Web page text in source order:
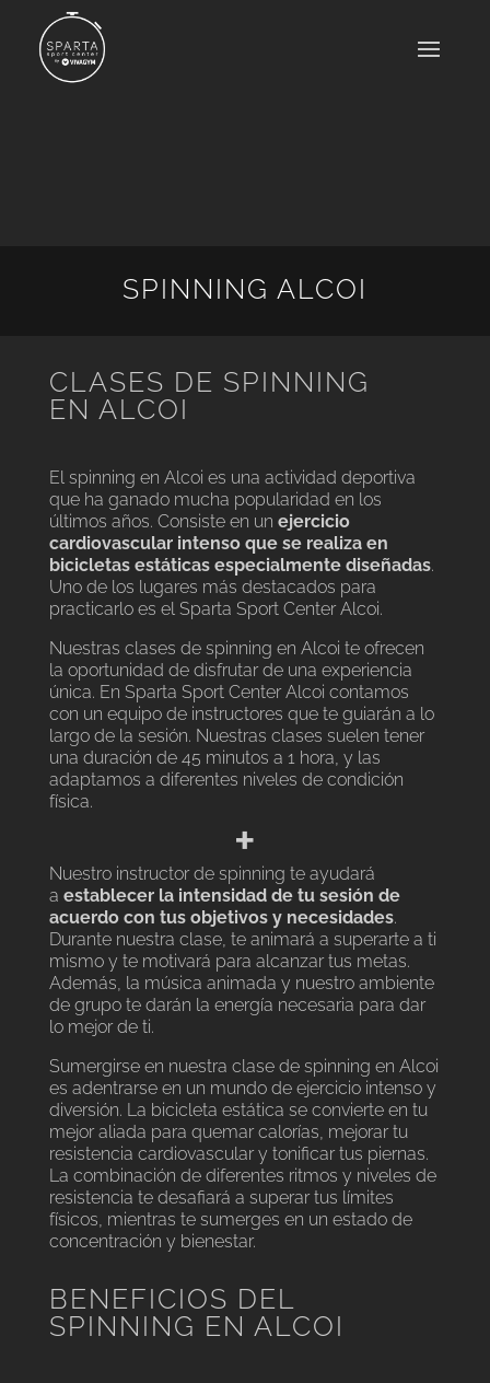
SPINNING ALCOI
CLASES DE SPINNING
EN ALCOI
El spinning en Alcoi es una actividad deportiva
que ha ganado mucha popularidad en los
últimos años. Consiste en un ejercicio
cardiovascular intenso que se realiza en
bicicletas estáticas especialmente diseñadas.
Uno de los lugares más destacados para
practicarlo es el Sparta Sport Center Alcoi.
Nuestras clases de spinning en Alcoi te ofrecen
la oportunidad de disfrutar de una experiencia
única. En Sparta Sport Center Alcoi contamos
con un equipo de instructores que te guiarán a lo
largo de la sesión. Nuestras clases suelen tener
una duración de 45 minutos a 1 hora, y las
adaptamos a diferentes niveles de condición
física.
+
Nuestro instructor de spinning te ayudará
a establecer la intensidad de tu sesión de
acuerdo con tus objetivos y necesidades.
Durante nuestra clase, te animará a superarte a ti
mismo y te motivará para alcanzar tus metas.
Además, la música animada y nuestro ambiente
de grupo te darán la energía necesaria para dar
lo mejor de ti.
Sumergirse en nuestra clase de spinning en Alcoi
es adentrarse en un mundo de ejercicio intenso y
diversión. La bicicleta estática se convierte en tu
mejor aliada para quemar calorías, mejorar tu
resistencia cardiovascular y tonificar tus piernas.
La combinación de diferentes ritmos y niveles de
resistencia te desafiará a superar tus límites
físicos, mientras te sumerges en un estado de
concentración y bienestar.
BENEFICIOS DEL
SPINNING EN ALCOI